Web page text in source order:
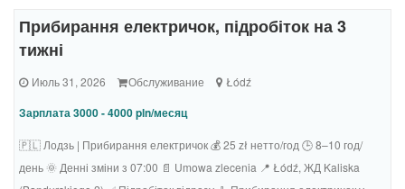
Прибирання електричок, підробіток на 3
тижні
Июль 31, 2026 Обслуживание Łódź
Зарплата 3000 - 4000 pln/месяц
🇵🇱 Лодзь | Прибирання електричок 💰 25 zł нетто/год 🕒 8–10 год/
день 🌞 Денні зміни з 07:00 📄 Umowa zlecenia 📍 Łódź, ЖД Kaliska